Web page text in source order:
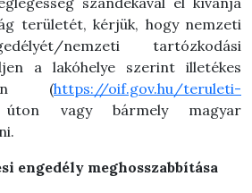
területét, kérjük, hogy nemzeti
nemzeti tartózkodási
a lakóhelye szerint illetékes
(https://oif.gov.hu/teruleti-
vagy bármely magyar
engedély meghosszabbítása